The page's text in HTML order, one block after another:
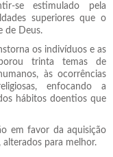
se estimulado pela
superiores que o
de Deus.
os indivíduos e as
trinta temas de
às ocorrências
enfocando a
hábitos doentios que
em favor da aquisição
para melhor.